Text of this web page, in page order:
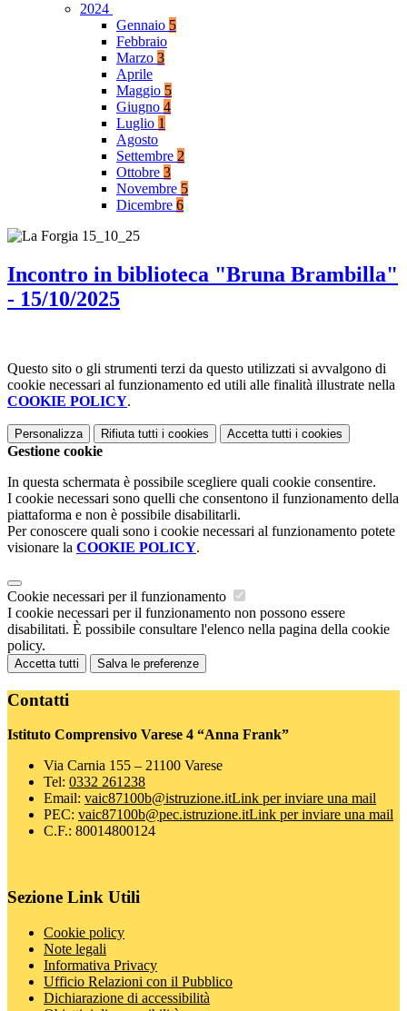
2024
Gennaio 5
Febbraio
Marzo 3
Aprile
Maggio 5
Giugno 4
Luglio 1
Agosto
Settembre 2
Ottobre 3
Novembre 5
Dicembre 6
Incontro in biblioteca "Bruna Brambilla"
- 15/10/2025
Questo sito o gli strumenti terzi da questo utilizzati si avvalgono di
cookie necessari al funzionamento ed utili alle finalità illustrate nella
COOKIE POLICY.
Personalizza Rifiuta tutti i cookies Accetta tutti i cookies
Gestione cookie
In questa schermata è possibile scegliere quali cookie consentire.
I cookie necessari sono quelli che consentono il funzionamento della
piattaforma e non è possibile disabilitarli.
Per conoscere quali sono i cookie necessari al funzionamento potete
visionare la COOKIE POLICY.
Cookie necessari per il funzionamento
I cookie necessari per il funzionamento non possono essere
disabilitati. È possibile consultare l'elenco nella pagina della cookie
policy.
Accetta tutti Salva le preferenze
Contatti
Istituto Comprensivo Varese 4 “Anna Frank”
Via Carnia 155 – 21100 Varese
Tel: 0332 261238
Email: vaic87100b@istruzione.itLink per inviare una mail
PEC: vaic87100b@pec.istruzione.itLink per inviare una mail
C.F.: 80014800124
Sezione Link Utili
Cookie policy
Note legali
Informativa Privacy
Ufficio Relazioni con il Pubblico
Dichiarazione di accessibilità